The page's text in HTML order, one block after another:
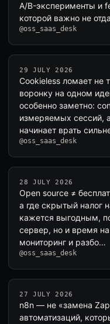
A/B-эксперименты и
которой важно не
@oss_saas_desk
29 JULY 2026
Cookieless ломает не
воронку на одном
особенно заметно:
измеряемых сессий,
начинает врать
@oss_saas_desk
28 JULY 2026
Open source ≠
а где скрытый налог
кажется выгодным,
сервер, но и время
мониторинг и разбо…
@oss_saas_desk
27 JULY 2026
n8n — не «замена
автоматизаций,